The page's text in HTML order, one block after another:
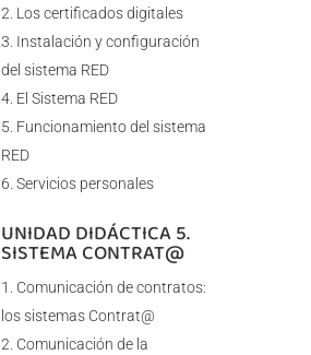
Los certificados digitales
Instalación y configuración
del sistema RED
El Sistema RED
Funcionamiento del sistema
RED
Servicios personales
UNIDAD DIDÁCTICA 5.
SISTEMA CONTRAT@
Comunicación de contratos:
los sistemas Contrat@
Comunicación de la